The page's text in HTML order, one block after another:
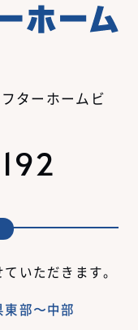
ターホームビ
いただきます。
部〜中部